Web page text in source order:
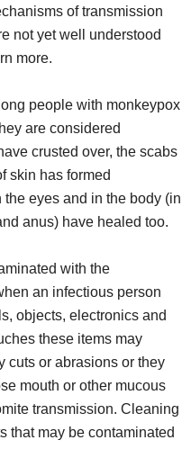
of transmission
not yet well understood
more.
people with monkeypox
are considered
crusted over, the scabs
skin has formed
eyes and in the body (in
anus) have healed too.
with the
an infectious person
objects, electronics and
these items may
cuts or abrasions or they
mouth or other mucous
transmission. Cleaning
that may be contaminated